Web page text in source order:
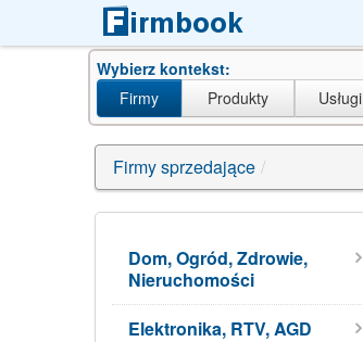
Wybierz kontekst:
Firmy
Produkty Usługi
Firmy sprzedające /
Dom, Ogród, Zdrowie,
Nieruchomości
Elektronika, RTV, AGD